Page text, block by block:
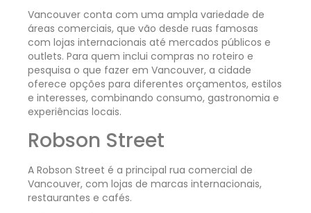
Vancouver conta com uma ampla variedade de
áreas comerciais, que vão desde ruas famosas
com lojas internacionais até mercados públicos e
outlets. Para quem inclui compras no roteiro e
pesquisa o que fazer em Vancouver, a cidade
oferece opções para diferentes orçamentos, estilos
e interesses, combinando consumo, gastronomia e
experiências locais.
Robson Street
A Robson Street é a principal rua comercial de
Vancouver, com lojas de marcas internacionais,
restaurantes e cafés.